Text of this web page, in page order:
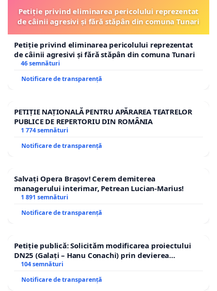
Petiție privind eliminarea pericolului reprezentat
de câinii agresivi și fără stăpân din comuna Tunari
Petiție privind eliminarea pericolului reprezentat
de câinii agresivi și fără stăpân din comuna Tunari
46 semnături
Notificare de transparență
PETIȚIE NAȚIONALĂ PENTRU APĂRAREA TEATRELOR
PUBLICE DE REPERTORIU DIN ROMÂNIA
1 774 semnături
Notificare de transparență
Salvați Opera Brașov! Cerem demiterea
managerului interimar, Petrean Lucian-Marius!
1 891 semnături
Notificare de transparență
Petiție publică: Solicităm modificarea proiectului
DN25 (Galați – Hanu Conachi) prin devierea
traseului în afara localităților!
104 semnături
Notificare de transparență